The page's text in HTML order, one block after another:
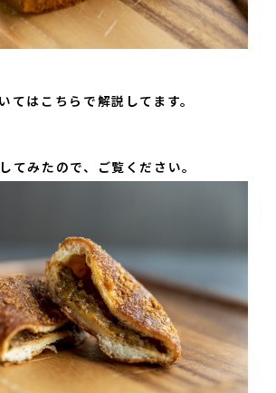
てはこちらで解説してます。
てみたので、ご覧ください。